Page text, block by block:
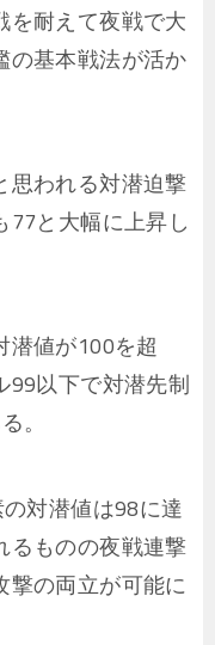
耐えて夜戦で大
の基本戦法が活か
思われる対潜迫撃
と大幅に上昇し
潜値が100を超
99以下で対潜先制
。
対潜値は98に達
るものの夜戦連撃
撃の両立が可能に